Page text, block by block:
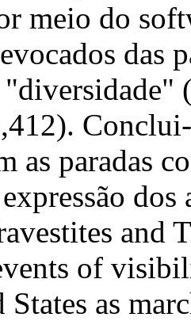
meio do
das
as paradas
and
of
as